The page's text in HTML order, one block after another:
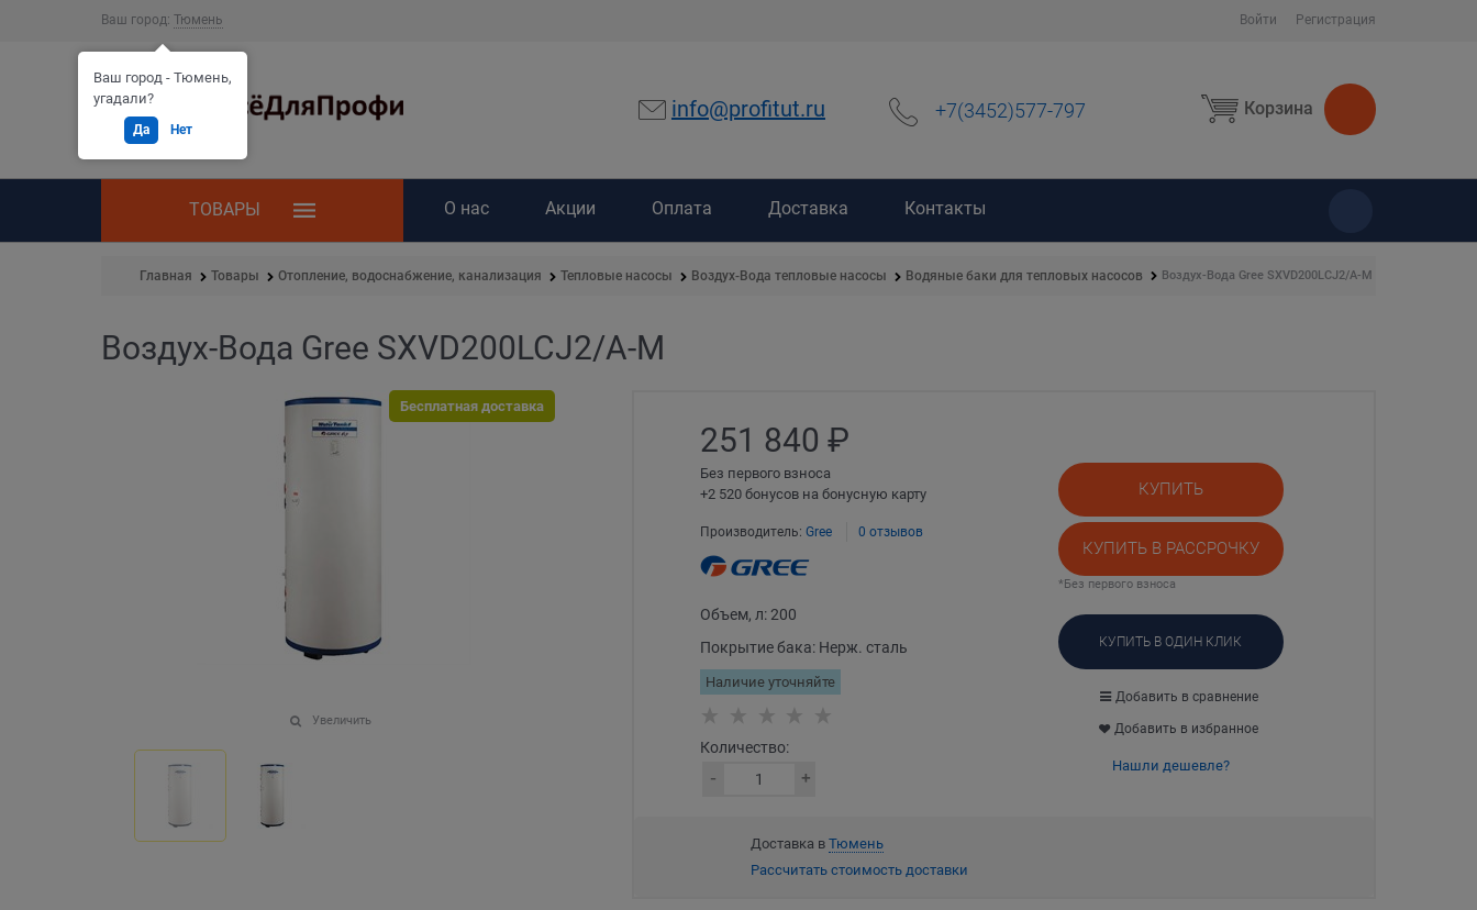
Ваш город: Тюмень Войти Регистрация
info@profitut.ru +7(3452)577-797 Корзина
ТОВАРЫ О нас Акции Оплата Доставка Контакты
Главная Товары Отопление, водоснабжение, канализация Тепловые насосы Воздух-Вода тепловые насосы Водяные баки для тепловых насосов Воздух-Вода Gree SXVD200LCJ2/A-M
Воздух-Вода Gree SXVD200LCJ2/A-M
Бесплатная доставка
Увеличить
251 840 ₽
Без первого взноса
+2 520 бонусов на бонусную карту
Производитель:Gree 0 отзывов
Объем, л: 200
Покрытие бака: Нерж. сталь
Наличие уточняйте
Количество:
КУПИТЬ
КУПИТЬ В РАССРОЧКУ
*Без первого взноса
КУПИТЬ В ОДИН КЛИК
Добавить в сравнение
Добавить в избранное
Нашли дешевле?
Доставка вТюмень
Рассчитать стоимость доставки
Ваш город - Тюмень,
угадали?
Да Нет